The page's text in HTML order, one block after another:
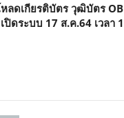
ลดเกียรติบัตร วุฒิบัตร
ดระบบ 17 ส.ค.64 เวลา